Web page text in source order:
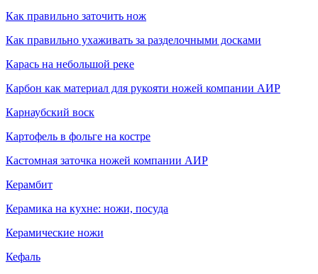
Как правильно заточить нож
Как правильно ухаживать за разделочными досками
Карась на небольшой реке
Карбон как материал для рукояти ножей компании АИР
Карнаубский воск
Картофель в фольге на костре
Кастомная заточка ножей компании АИР
Керамбит
Керамика на кухне: ножи, посуда
Керамические ножи
Кефаль